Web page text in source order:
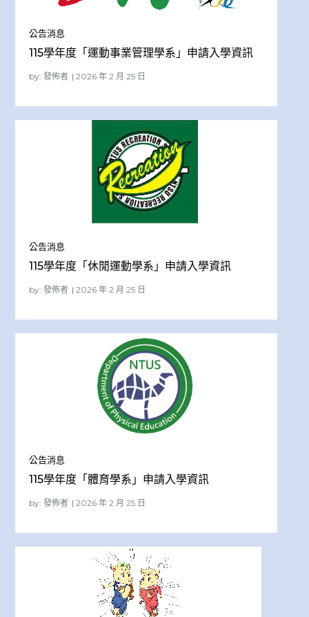
公告消息
115學年度「運動事業管理學系」申請入學資訊
by:發佈者
公告消息
115學年度「休閒運動學系」申請入學資訊
by:發佈者
公告消息
115學年度「體育學系」申請入學資訊
by:發佈者